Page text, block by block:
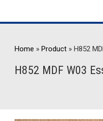
Home » Product » H852
H852 MDF W03